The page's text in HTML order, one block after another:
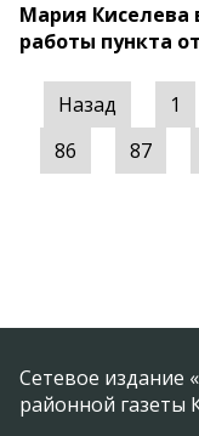
Мария Киселева
работы пункта
Назад 1
86
87
Сетевое
районной газеты